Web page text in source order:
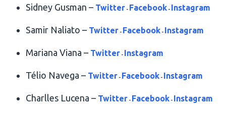
Sidney Gusman – Twitter - Facebook - Instagram
Samir Naliato – Twitter - Facebook - Instagram
Mariana Viana – Twitter - Instagram
Télio Navega – Twitter - Facebook - Instagram
Charlles Lucena – Twitter - Facebook - Instagram